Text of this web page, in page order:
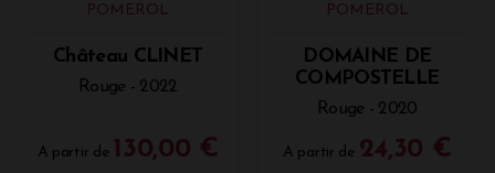
POMEROL
Château CLINET
Rouge - 2022
A partir de 130,00 €
POMEROL
DOMAINE DE
COMPOSTELLE
Rouge - 2020
A partir de 24,30 €